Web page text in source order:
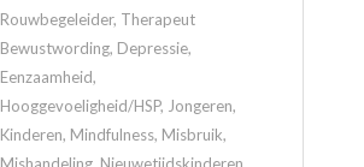
Rouwbegeleider, Therapeut
Bewustwording, Depressie,
Eenzaamheid,
Hooggevoeligheid/HSP, Jongeren,
Kinderen, Mindfulness, Misbruik,